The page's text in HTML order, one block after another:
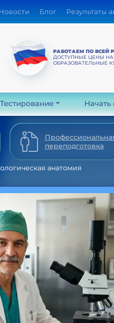
Блог Результаты
РАБОТАЕМ ПО ВСЕЙ
ДОСТУПНЫЕ ЦЕНЫ НА
ОБРАЗОВАТЕЛЬНЫЕ
Тестирование Начать
переподготовка
анатомия